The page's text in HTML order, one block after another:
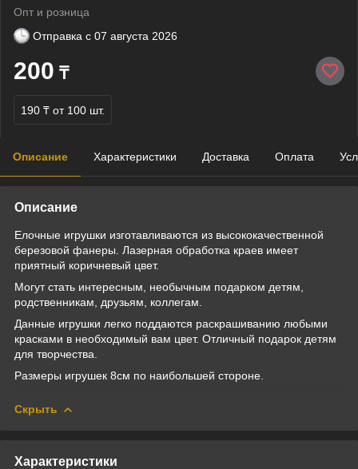
Опт и розница
Отправка с 07 августа 2026
200 ₸
190 ₸ от 100 шт.
Описание Характеристики Доставка Оплата
Описание
Елочные игрушки изготавливаются из высококачественной
березовой фанеры. Лазерная обработка краев имеет
приятный коричневый цвет.
Могут стать интересным, необычным подарком детям,
родственникам, друзьям, коллегам.
Данные игрушки легко поддаются раскрашиванию любыми
красками в необходимый вам цвет. Отличный подарок детям
для творчества.
Размеры игрушек 8см по наибольшей стороне.
Скрыть
Характеристики